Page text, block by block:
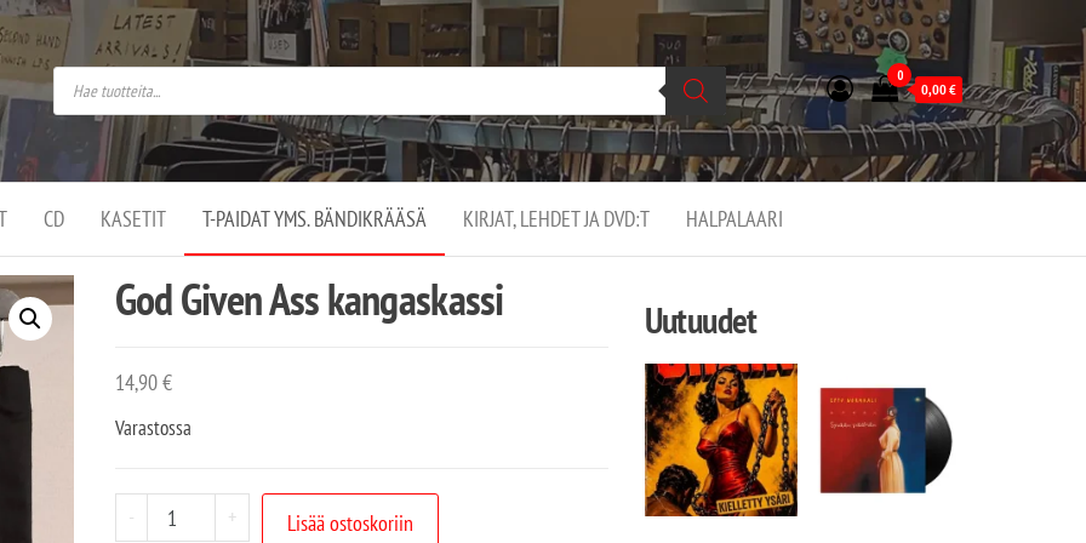
–
on
0
0,00€
CD KASETIT T-PAIDAT YMS. BÄNDIKRÄÄSÄ KIRJAT, LEHDET JA DVD:T HALPALAARI
God Given Ass kangaskassi
14,90€
Varastossa
- + Lisää ostoskoriin
Uutuudet